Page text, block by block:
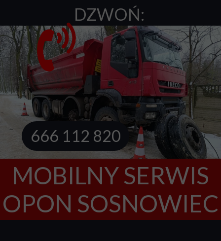
666 112 820
DZWOŃ:
MOBILNY SERWIS
OPON SOSNOWIEC
666 112 820
666 112 820